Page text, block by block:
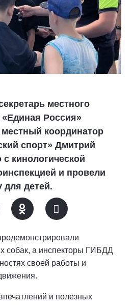
местного
Россия»
координатор
спорт» Дмитрий
кинологической
и провели
для детей.
собак, а инспекторы ГИБДД
своей работы и
и полезных